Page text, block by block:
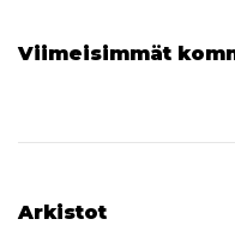
Viimeisimmät
Arkistot